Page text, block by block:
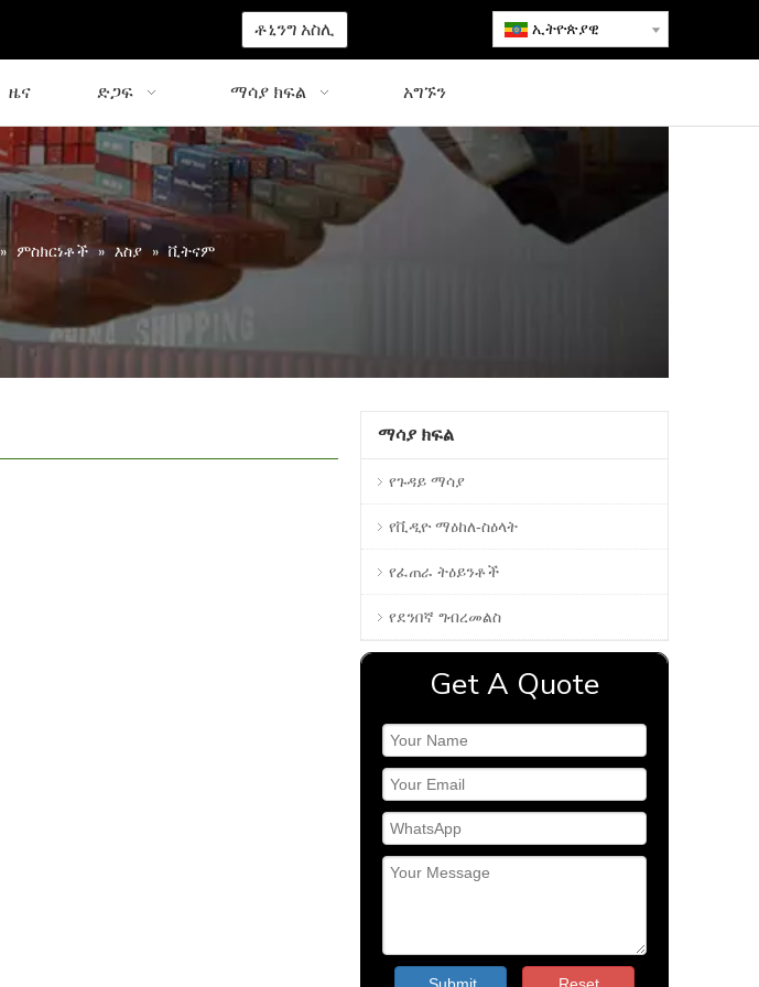
ቶኒንግ አስሊ ኢትዮጵያዊ
ዜና ድጋፍ ማሳያ ክፍል አግኙን
» ምስክርነቶች » እስያ » ቪትናም
ማሳያ ክፍል
የጉዳይ ማሳያ
የቪዲዮ ማዕከለ-ስዕላት
የፈጠራ ትዕይንቶች
የደንበኛ ግብረመልስ
Get A Quote